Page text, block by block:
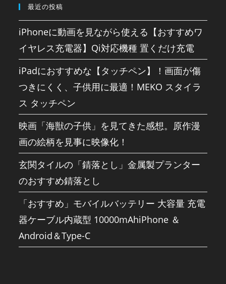
最近の投稿
iPhoneに動画を見ながら使える【おすすめワ
イヤレス充電器】Qi対応機種 置くだけ充電
iPadにおすすめな【タッチペン】！画面が傷
つきにくく、子供用に最適！MEKO スタイラ
ス タッチペン
映画「海獣の子供」を見てきた感想。原作漫
画の絵柄を見事に映像化！
玄関タイルの「錆落とし」金属製プランター
のおすすめ錆落とし
「おすすめ」モバイルバッテリー 大容量 充電
器ケーブル内蔵型 10000mAhiPhone ＆
Android＆Type-C